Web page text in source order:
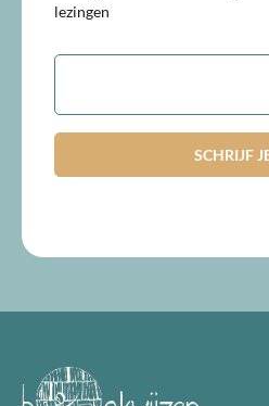
lezingen
E-